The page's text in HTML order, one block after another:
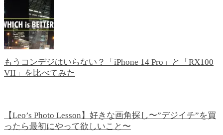
もうコンデジはいらない？「iPhone 14 Pro」と「RX100
VII」を比べてみた
【Leo’s Photo Lesson】好きな画角探し〜”デジイチ”を買
ったら最初にやって欲しいこと〜